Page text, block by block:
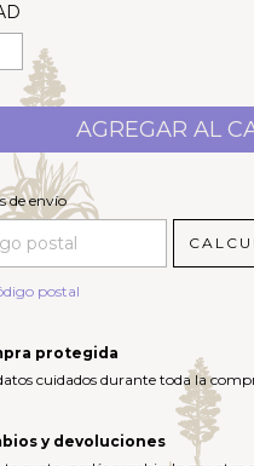
el CP:
de envío
postal
protegida
cuidados durante toda la
y devoluciones